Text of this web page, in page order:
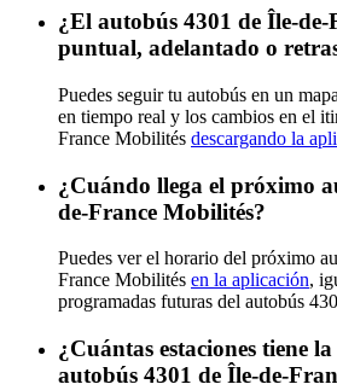
¿El autobús 4301 de Île-
puntual, adelantado o
Puedes seguir tu autobús en un
en tiempo real y los cambios en el
France Mobilités descargando la
¿Cuándo llega el próximo
de-France Mobilités?
Puedes ver el horario del próximo
France Mobilités en la aplicación,
programadas futuras del autobús
¿Cuántas estaciones tiene
autobús 4301 de Île-de-